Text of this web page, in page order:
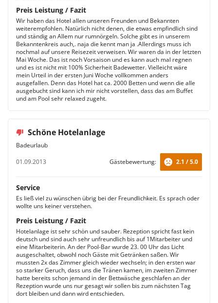
Preis Leistung / Fazit
Wir haben das Hotel allen unseren Freunden und Bekannten
weiterempfohlen. Natürlich nicht denen, die etwas empfindlich sind
und ständig an Allem nur rumnörgeln. Solche gibt es in unserem
Bekanntenkreis auch,. naja die kennt man ja .Allerdings muss ich
nochmal auf unsere Reisezeit verweisen. Wir waren da in der letzten
Mai Woche. Das ist noch Vorsaison und es kann auch mal regnen
und es ist nicht mit 100% Sicherheit Badewetter. Vielleicht wäre
mein Urteil in der ersten Juni Woche vollkommen anders
ausgefallen. Denn das Hotel hat ca. 2000 Betten und wenn die alle
ausgebucht sind kann ich mir nicht vorstellen, dass das am Buffet
und am Pool sehr relaxed zugeht.
Schöne Hotelanlage
Badeurlaub
01.09.2013
Gästebewertung: 2.1 / 5.0
Service
Es ließ viel zu wünschen übrig bei der Freundlichkeit. Es sprach oder
wollte uns keiner verstehen.
Preis Leistung / Fazit
Hotelanlage ist sehr schön und sauber. Rezeption spricht fast kein
deutsch und sind auch sehr unfreundlich bis auf 1Mitarbeiter und
eine Mitarbeiterin. An der Pool-Bar wurde 23. 00 Uhr das Licht
ausgeschaltet, obwohl noch Gäste mit Getränken saßen. Wir
mussten 2x das Zimmer gleich wieder wechseln; in den ersten war
so starker Geruch, dass uns die Tränen kamen, im zweiten Zimmer
hatte bereits schon jemand in der Bettwäsche geschlafen an der
Rezeption wurde uns nur gesagt wir sollen bis zum nächsten Tag
dort bleiben und dann wird entschieden.